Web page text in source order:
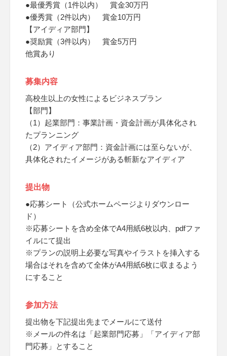
●最優秀賞（1件以内） 賞金30万円
●優秀賞（2件以内） 賞金10万円
【アイディア部門】
●奨励賞（3件以内） 賞金5万円
他賞あり
募集内容
高校生以上の女性によるビジネスプラン
【部門】
（1）起業部門：事業計画・資金計画が具体化され
たプランニング
（2）アイディア部門：資金計画には至らないが、
具体化されたイメージがある斬新なアイディア
提出物
●応募シート（公式ホームページよりダウンロー
ド）
※応募シートを含め全体でA4用紙6枚以内、pdfファ
イルにて提出
※プランの説明上必要な写真やイラストを挿入する
場合はそれを含めて全体がA4用紙6枚に収まるよう
にすること
参加方法
提出物を下記提出先までメールにて送付
※メールの件名は「起業部門応募」「アイディア部
門応募」とすること